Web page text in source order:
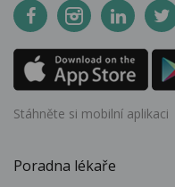
Stáhněte si mobilní aplikaci
Poradna lékaře